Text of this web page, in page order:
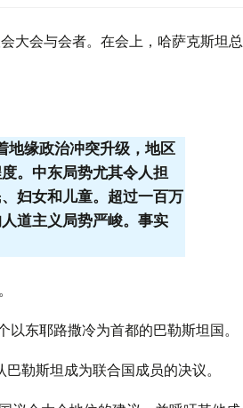
大会与会者。在会上，哈萨克斯坦总
地缘政治冲突升级，地区
。中东局势尤其令人担
妇女和儿童。超过一百万
道主义局势严峻。事实
东耶路撒冷为首都的巴勒斯坦国。
勒斯坦成为联合国成员的决议。